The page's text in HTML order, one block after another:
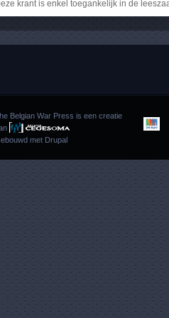
krant is enkel toegankelijk in de
Belgian War Press is een creatie
met Drupal